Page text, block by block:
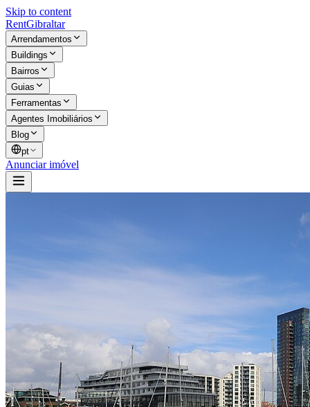
Skip to content
RentGibraltar
Arrendamentos
Buildings
Bairros
Guias
Ferramentas
Agentes Imobiliários
Blog
pt
Anunciar imóvel